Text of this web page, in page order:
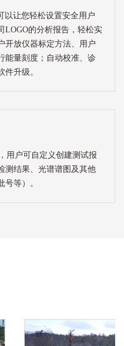
以让您轻松设置安全用户
LOGO的分析报告，轻松实
开放仪器标定方法、用户
能量刻度；自动校准、诊
升级。
用户可自定义创建测试报
测结果、光谱谱图及其他
等）。